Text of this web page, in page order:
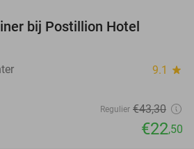
bij Postillion Hotel
9.1 star
Regulier €43,30
€22,50